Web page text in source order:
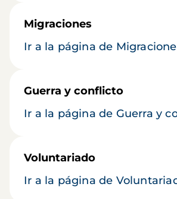
Migraciones
Ir a la página de
Guerra y conflicto
Ir a la página de Guerra y
Voluntariado
Ir a la página de